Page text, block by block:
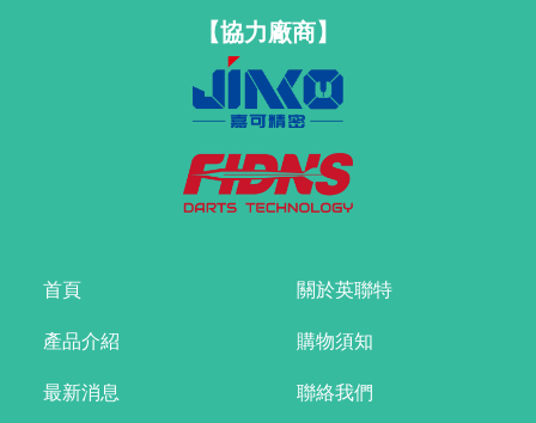
【協力廠商】
首頁
關於英聯特
產品介紹
購物須知
最新消息
聯絡我們